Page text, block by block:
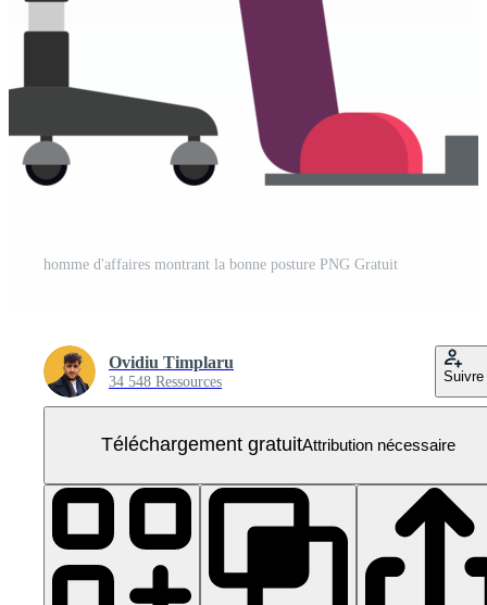
homme d'affaires montrant la bonne posture PNG Gratuit
Ovidiu Timplaru
34 548 Ressources Suivre
Téléchargement gratuitAttribution nécessaire